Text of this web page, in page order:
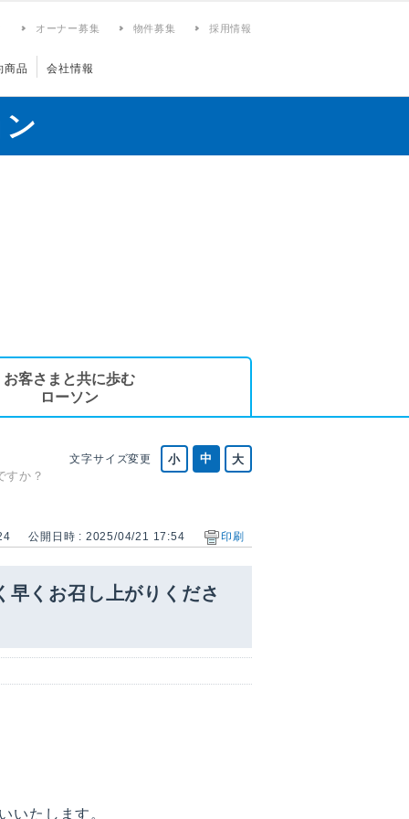
オーナー募集 物件募集 採用情報
商品 会社情報
お客さまと共に歩む
ローソン
文字サイズ変更
すか？
公開日時 : 2025/04/21 17:54 印刷
早くお召し上がりくださ
いたします。